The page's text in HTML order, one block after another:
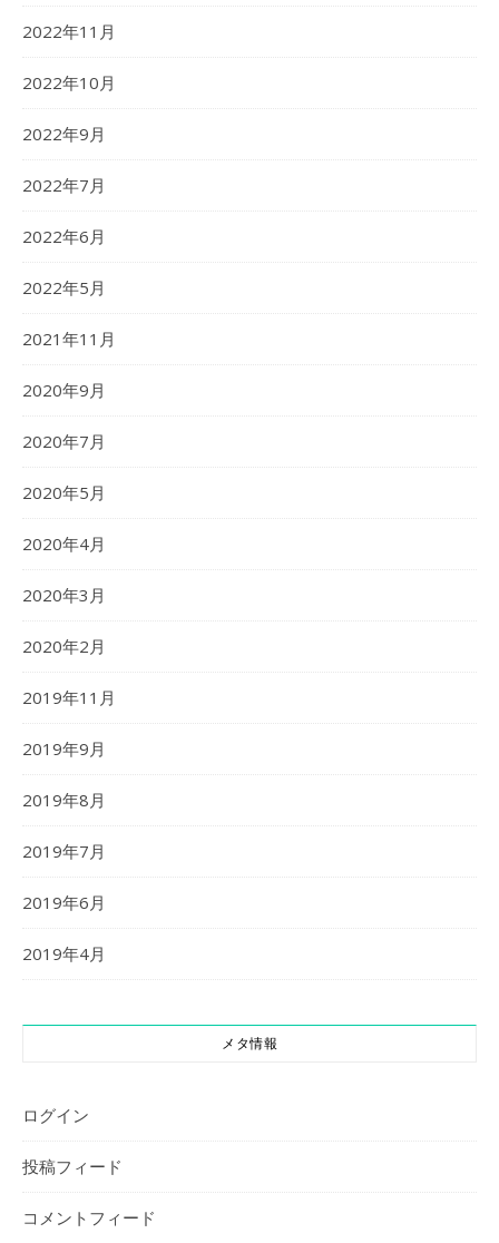
2022年11月
2022年10月
2022年9月
2022年7月
2022年6月
2022年5月
2021年11月
2020年9月
2020年7月
2020年5月
2020年4月
2020年3月
2020年2月
2019年11月
2019年9月
2019年8月
2019年7月
2019年6月
2019年4月
メタ情報
ログイン
投稿フィード
コメントフィード